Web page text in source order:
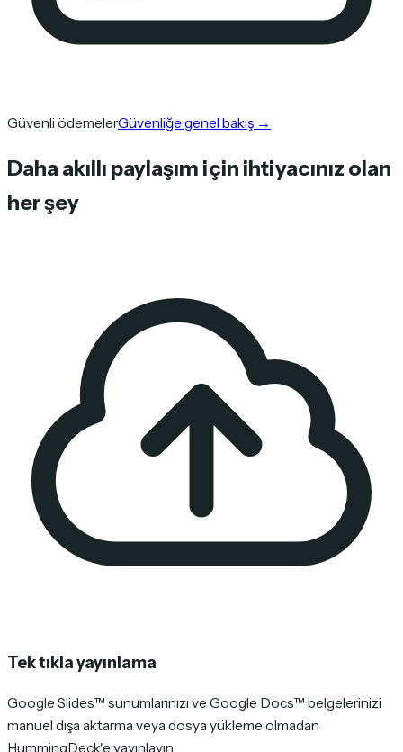
Güvenli ödemelerGüvenliğe genel bakış →
Daha akıllı paylaşım için ihtiyacınız olan
her şey
Tek tıkla yayınlama
Google Slides™ sunumlarınızı ve Google Docs™ belgelerinizi
manuel dışa aktarma veya dosya yükleme olmadan
HummingDeck'e yayınlayın.